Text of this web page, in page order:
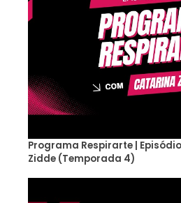
Programa Respirarte |
Zidde (Temporada 4)